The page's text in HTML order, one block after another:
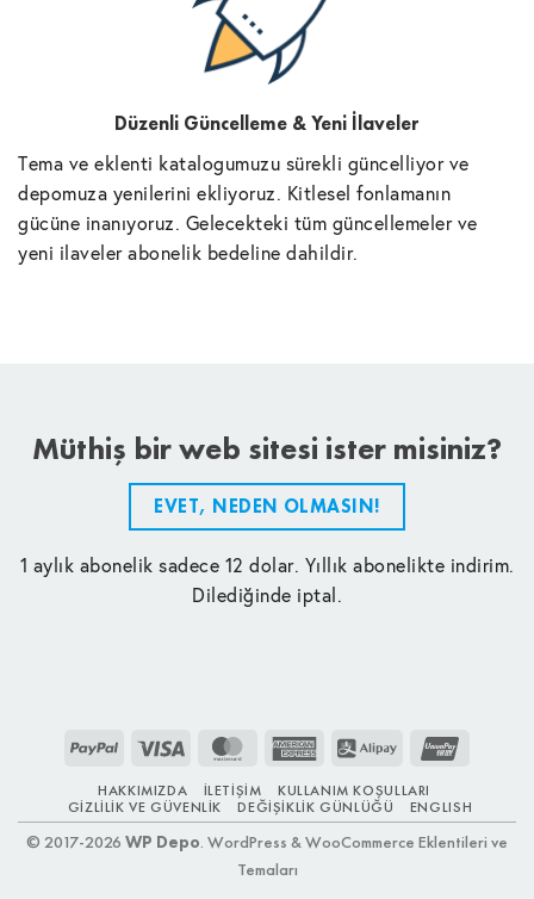
Düzenli Güncelleme & Yeni İlaveler
Tema ve eklenti katalogumuzu sürekli güncelliyor ve
depomuza yenilerini ekliyoruz. Kitlesel fonlamanın
gücüne inanıyoruz. Gelecekteki tüm güncellemeler ve
yeni ilaveler abonelik bedeline dahildir.
Müthiş bir web sitesi ister misiniz?
EVET, NEDEN OLMASIN!
1 aylık abonelik sadece 12 dolar. Yıllık abonelikte indirim.
Dilediğinde iptal.
PayPal Visa MasterCardAmerican
Alipay
HAKKIMIZDA İLETIŞIM
KULLANIM KOŞULLARI
GIZLILIK VE GÜVENLIK
DEĞIŞIKLIK GÜNLÜĞÜ ENGLISH
© 2017-2026 WP Depo. WordPress & WooCommerce Eklentileri ve
Temaları